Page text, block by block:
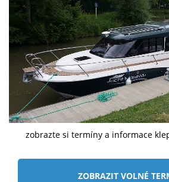
zobrazte si termíny a informace
ZOBRAZIT VOLNÉ